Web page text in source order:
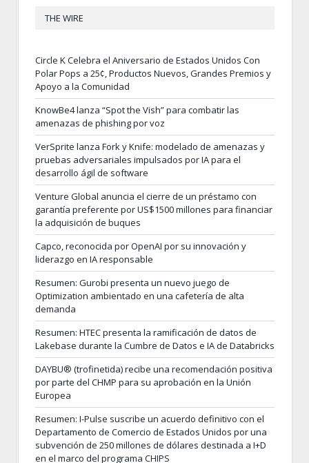
THE WIRE
Circle K Celebra el Aniversario de Estados Unidos Con
Polar Pops a 25¢, Productos Nuevos, Grandes Premios y
Apoyo a la Comunidad
KnowBe4 lanza “Spot the Vish” para combatir las
amenazas de phishing por voz
VerSprite lanza Fork y Knife: modelado de amenazas y
pruebas adversariales impulsados por IA para el
desarrollo ágil de software
Venture Global anuncia el cierre de un préstamo con
garantía preferente por US$1500 millones para financiar
la adquisición de buques
Capco, reconocida por OpenAI por su innovación y
liderazgo en IA responsable
Resumen: Gurobi presenta un nuevo juego de
Optimization ambientado en una cafetería de alta
demanda
Resumen: HTEC presenta la ramificación de datos de
Lakebase durante la Cumbre de Datos e IA de Databricks
DAYBU® (trofinetida) recibe una recomendación positiva
por parte del CHMP para su aprobación en la Unión
Europea
Resumen: I-Pulse suscribe un acuerdo definitivo con el
Departamento de Comercio de Estados Unidos por una
subvención de 250 millones de dólares destinada a I+D
en el marco del programa CHIPS